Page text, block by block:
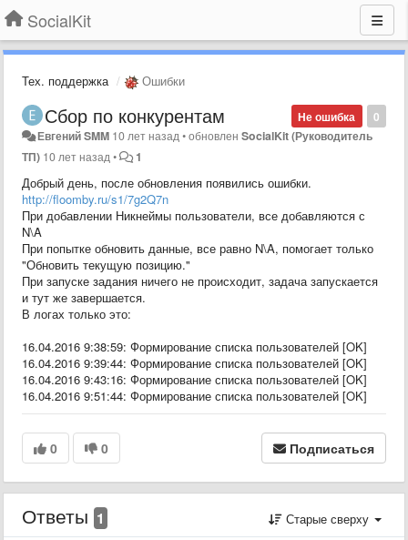
SocialKit
Тех. поддержка Ошибки
0
Не ошибка
Сбор по конкурентам
Евгений SMM 10 лет назад •обновленSocialKit (Руководитель
ТП) 10 лет назад • 1
Добрый день, после обновления появились ошибки.
http://floomby.ru/s1/7g2Q7n
При добавлении Никнеймы пользователи, все добавляются с
N\A
При попытке обновить данные, все равно N\A, помогает только
"Обновить текущую позицию."
При запуске задания ничего не происходит, задача запускается
и тут же завершается.
В логах только это:
16.04.2016 9:38:59: Формирование списка пользователей [OK]
16.04.2016 9:39:44: Формирование списка пользователей [OK]
16.04.2016 9:43:16: Формирование списка пользователей [OK]
16.04.2016 9:51:44: Формирование списка пользователей [OK]
0 0 Подписаться
Ответы 1 Старые сверху